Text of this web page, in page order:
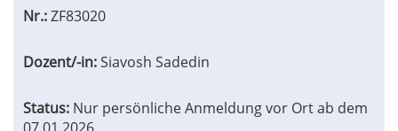
Nr.:ZF83020
Dozent/-in:Siavosh Sadedin
Status: Nur persönliche Anmeldung vor Ort ab dem